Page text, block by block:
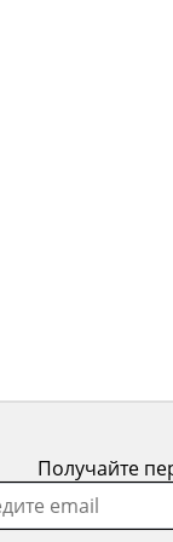
14 377
Получайте